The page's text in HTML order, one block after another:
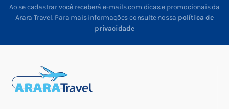
Ao se cadastrar você receberá e-mails com dicas e promocionais da
Arara Travel. Para mais informações consulte nossa política de
privacidade